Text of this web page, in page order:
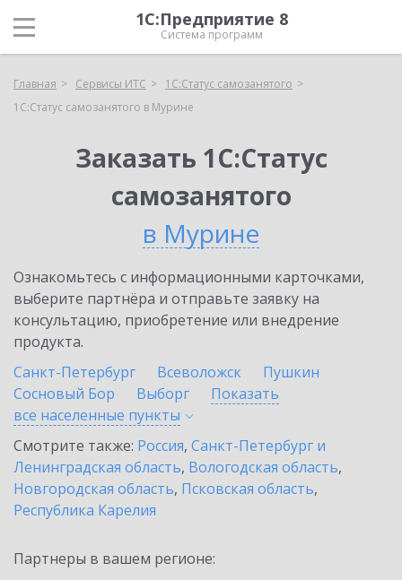
1С:Предприятие 8
Система программ
Главная Сервисы ИТС
1С:Статус самозанятого
1С:Статус самозанятого в Мурине
Заказать 1С:Статус
самозанятого
в Мурине
Ознакомьтесь с информационными карточками,
выберите партнёра и отправьте заявку на
консультацию, приобретение или внедрение
продукта.
Санкт-Петербург
Всеволожск
Пушкин
Сосновый Бор
Выборг
Показать
все населенные пункты
Смотрите также: Россия, Санкт-Петербург и
Ленинградская область, Вологодская область,
Новгородская область, Псковская область,
Республика Карелия
Партнеры в вашем регионе: